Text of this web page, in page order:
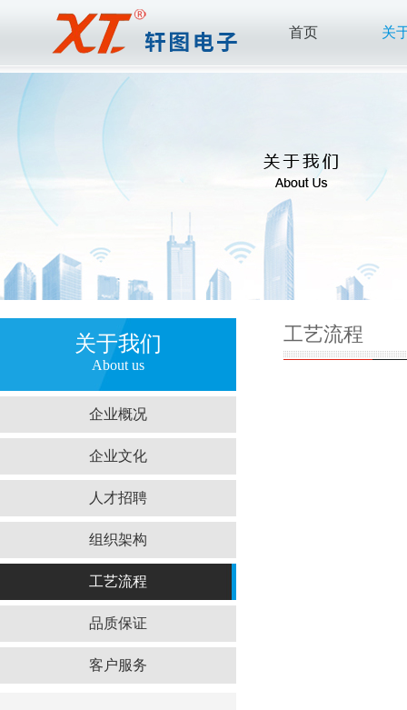
首页 关
关于我们
About us
企业概况
企业文化
人才招聘
组织架构
工艺流程
品质保证
客户服务
工艺流程